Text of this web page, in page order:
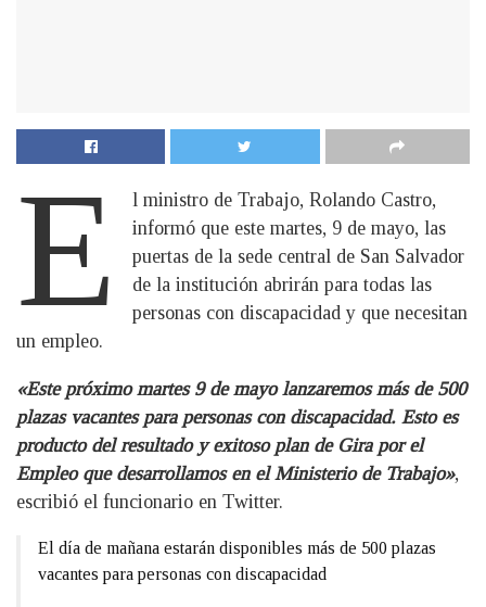
E
l ministro de Trabajo, Rolando Castro,
informó que este martes, 9 de mayo, las
puertas de la sede central de San Salvador
de la institución abrirán para todas las
personas con discapacidad y que necesitan
un empleo.
«Este próximo martes 9 de mayo lanzaremos más de 500
plazas vacantes para personas con discapacidad. Esto es
producto del resultado y exitoso plan de Gira por el
Empleo que desarrollamos en el Ministerio de Trabajo»,
escribió el funcionario en Twitter.
El día de mañana estarán disponibles más de 500 plazas
vacantes para personas con discapacidad